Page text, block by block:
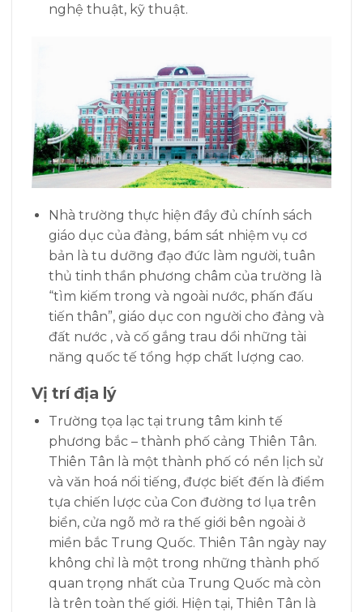
nghệ thuật, kỹ thuật.
Nhà trường thực hiện đầy đủ chính sách
giáo dục của đảng, bám sát nhiệm vụ cơ
bản là tu dưỡng đạo đức làm người, tuân
thủ tinh thần phương châm của trường là
“tìm kiếm trong và ngoài nước, phấn đấu
tiến thân”, giáo dục con người cho đảng và
đất nước , và cố gắng trau dồi những tài
năng quốc tế tổng hợp chất lượng cao.
Vị trí địa lý
Trường tọa lạc tại trung tâm kinh tế
phương bắc – thành phố cảng Thiên Tân.
Thiên Tân là một thành phố có nền lịch sử
và văn hoá nổi tiếng, được biết đến là điểm
tựa chiến lược của Con đường tơ lụa trên
biển, cửa ngõ mở ra thế giới bên ngoài ở
miền bắc Trung Quốc. Thiên Tân ngày nay
không chỉ là một trong những thành phố
quan trọng nhất của Trung Quốc mà còn
là trên toàn thế giới. Hiện tại, Thiên Tân là